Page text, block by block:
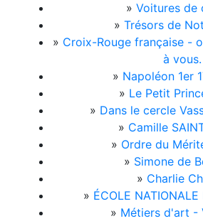
» Voitures de
» Trésors de
» Croix-Rouge française -
à vous.
» Napoléon 1er
» Le Petit
» Dans le cercle
» Camille
» Ordre du
» Simone de
» Charlie
» ÉCOLE NATIONALE
» Métiers d'art -